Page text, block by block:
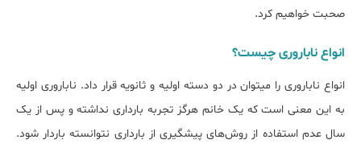
صحبت خواهیم کرد.
انواع ناباروری چیست؟
انواع ناباروری را می‎توان در دو دسته اولیه و ثانویه قرار داد. ناباروری اولیه
به این معنی است که یک خانم هرگز تجربه بارداری نداشته و پس از یک
سال عدم استفاده از روش‌های پیش‎گیری از بارداری نتوانسته باردار شود.